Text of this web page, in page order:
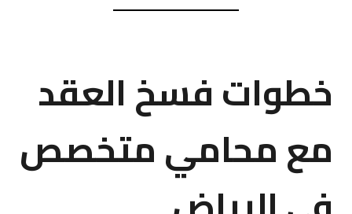
خطوات فسخ العقد
مع محامي متخصص